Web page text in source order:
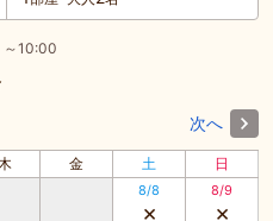
～10:00
次へ
金 土 日
8/8
×
8/9
×